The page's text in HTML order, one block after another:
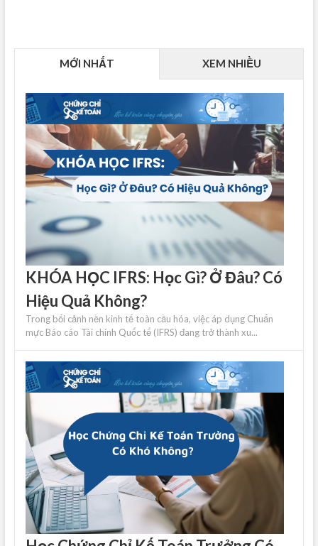
MỚI NHẤT XEM NHIỀU
KHÓA HỌC IFRS: Học Gì? Ở Đâu? Có
Hiệu Quả Không?
Trong bối cảnh nền kinh tế toàn cầu hóa, việc áp dụng Chuẩn
mực Báo cáo Tài chính Quốc tế (IFRS) đang trở thành xu...